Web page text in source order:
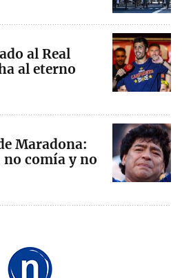
al Real
al eterno
Maradona:
no comía y no